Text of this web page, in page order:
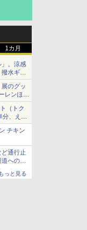
1カ月
」。涼感
水ギア
のグッ
レンほ
（トク
分、えき
チキン
通行止
への迂
もっと見る